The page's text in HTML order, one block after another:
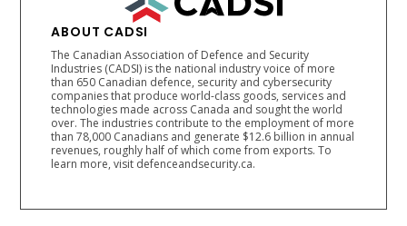
ABOUT CADSI
The Canadian Association of Defence and Security
Industries (CADSI) is the national industry voice of more
than 650 Canadian defence, security and cybersecurity
companies that produce world-class goods, services and
technologies made across Canada and sought the world
over. The industries contribute to the employment of more
than 78,000 Canadians and generate $12.6 billion in annual
revenues, roughly half of which come from exports. To
learn more, visit defenceandsecurity.ca.